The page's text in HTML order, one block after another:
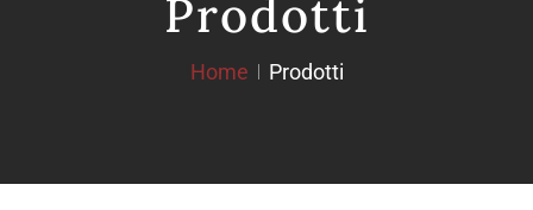
Prodotti
Home Prodotti